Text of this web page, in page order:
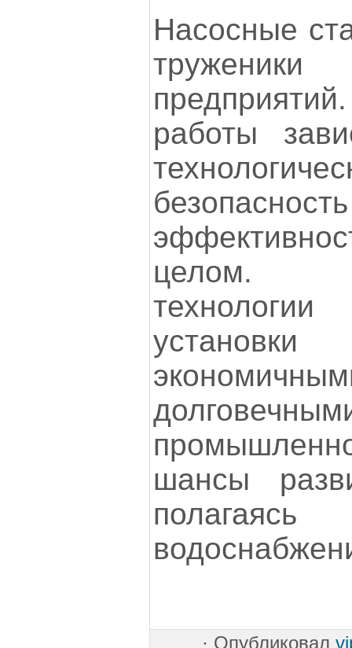
Насосные
работы
целом.
шансы
· Опубликовал